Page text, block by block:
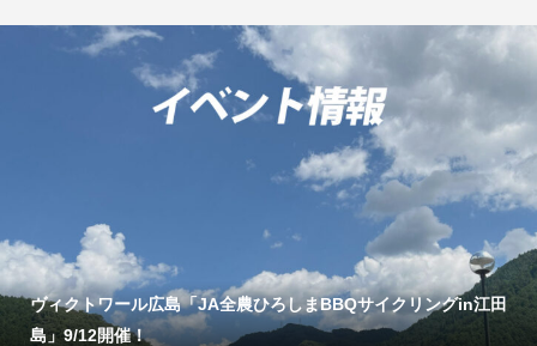
ヴィクトワール広島「JA全農ひろしまBBQサイクリングin江田
島」9/12開催！